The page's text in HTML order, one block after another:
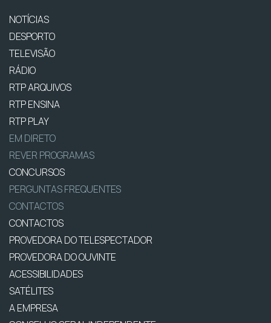
NOTÍCIAS
DESPORTO
TELEVISÃO
RÁDIO
RTP ARQUIVOS
RTP ENSINA
RTP PLAY
EM DIRETO
REVER PROGRAMAS
CONCURSOS
PERGUNTAS FREQUENTES
CONTACTOS
CONTACTOS
PROVEDORA DO TELESPECTADOR
PROVEDORA DO OUVINTE
ACESSIBILIDADES
SATÉLITES
A EMPRESA